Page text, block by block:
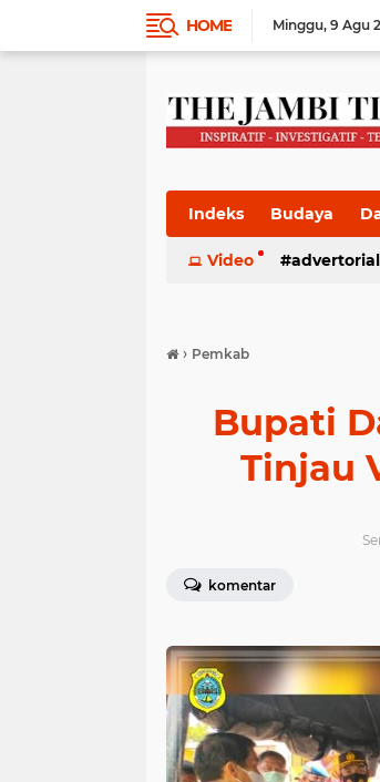
HOME Minggu 9 Agu
Indeks Budaya
Pemkab Pemprov
Video advertorial
› Pemkab
Bupati
Tinjau
komentar